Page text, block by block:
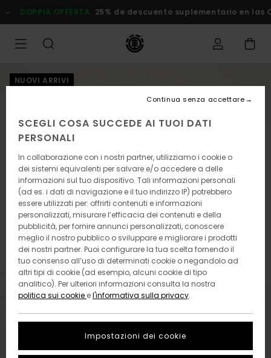
alle
informazioni
prodotto
OFFERTA 25% de descuento suplementario en las Ofertas
NUOVI ARRIVI
SCEGLI COSA SUCCEDE AI TUOI DATI
PERSONALI
In collaborazione con i nostri partner, utilizziamo i cookie o
dei sistemi equivalenti per salvare e/o accedere a delle
informazioni sul tuo dispositivo. Tali informazioni personali
(ad es. i dati di navigazione e il tuo indirizzo IP) potrebbero
essere utilizzati per: offrirti contenuti e informazioni
personalizzati, misurare l’efficacia dei contenuti e della
pubblicità, per fornire annunci personalizzati, conoscere
meglio il nostro pubblico o sviluppare e migliorare i prodotti
dei nostri partner. Puoi configurare la tua scelta fornendo il
tuo consenso all’uso di determinati cookie o negandolo ad
altri tipi di cookie (ad esempio, alcuni cookie di tipo
analitico). Per ulteriori informazioni consulta la nostra
politica sui cookie el'informativa sulla privacy.
Impostazioni dei cookie
Continua senza accettare